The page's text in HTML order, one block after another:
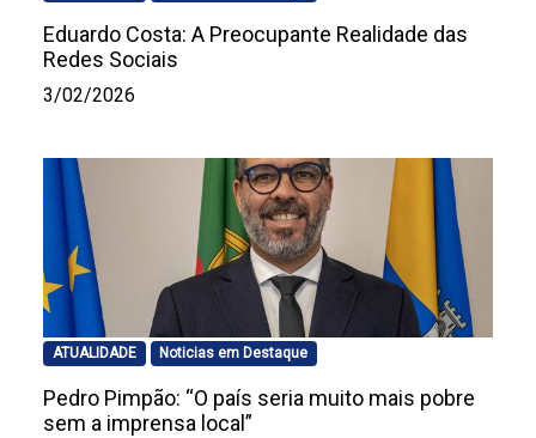
Eduardo Costa: A Preocupante Realidade das
Redes Sociais
3/02/2026
ATUALIDADE Noticias em Destaque
Pedro Pimpão: “O país seria muito mais pobre
sem a imprensa local”